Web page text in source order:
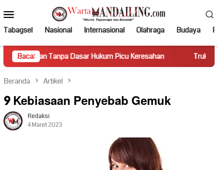
ke
kontenMobile
Tabagsel Nasional Internasional Olahraga Budaya
Baca:
Dasar Hukum Picu Keresahan Truk Miring Hambat Arus
Beranda Artikel
9 Kebiasaan Penyebab Gemuk
Redaksi
4 Maret 2023